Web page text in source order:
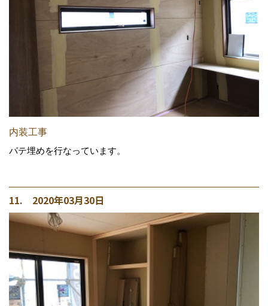
内装工事
パテ埋めを行なっています。
11. 2020年03月30日